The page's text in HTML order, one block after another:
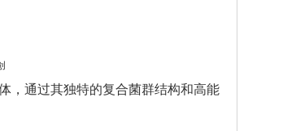
，通过其独特的复合菌群结构和高能